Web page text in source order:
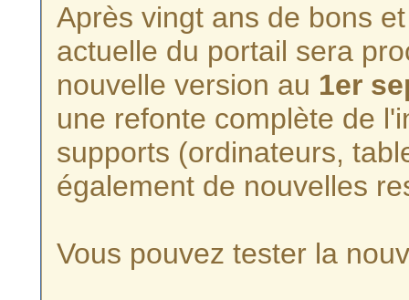
Après vingt ans de bons
actuelle du portail sera
nouvelle version au 1er
une refonte complète de
supports (ordinateurs,
également de nouvelles
Vous pouvez tester la